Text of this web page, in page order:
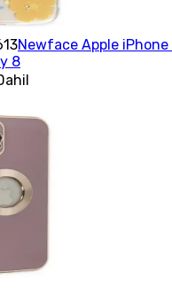
Newface Apple iPhone
8